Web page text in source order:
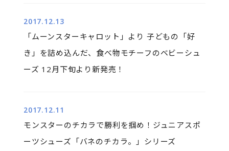
2017.12.13
「ムーンスターキャロット」より 子どもの「好
き」を詰め込んだ、食べ物モチーフのベビーシュ
ーズ 12月下旬より新発売！
2017.12.11
モンスターのチカラで勝利を掴め！ジュニアスポ
ーツシューズ「バネのチカラ。」シリーズ